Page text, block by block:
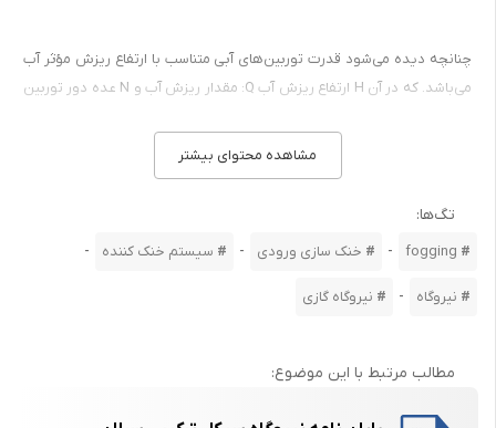
چنانچه دیده می‌شود قدرت توربین‌های آبی متناسب با ارتفاع ریزش مؤثر آب
می‌باشد. که در آن H ارتفاع ریزش آب Q: مقدار ریزش آب و N عده دور توربین
استفاده از توربین‌های با عده دور مخصوص زیاد در ارتفاع ریزش آب زیاد
بی‌حاصل است زیرا در اثر سرعت زیاد سیال، تلفات دستگاه زیاد و راندمان آن
کم خواهد شد. لذا نیروگاههای آبی متناسب با ارتفاع ریزش آب به سه دسته
زیر تقسیم می‌شوند:
مشاهده محتوای بیشتر
تگ‌ها:
fogging
- خنک سازی ورودی - سیستم خنک کننده -
نیروگاه - نیروگاه گازی
مطالب مرتبط با این موضوع: